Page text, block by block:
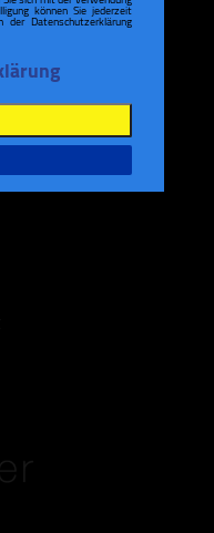
können Sie jederzeit
der Datenschutzerklärung